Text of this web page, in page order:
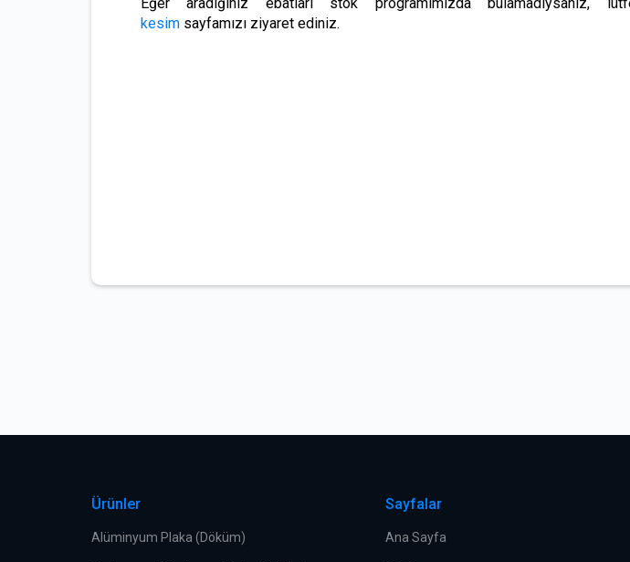
kesim sayfamızı ziyaret ediniz.
Ürünler
Alüminyum Plaka (Döküm)
Sayfalar
Ana Sayfa